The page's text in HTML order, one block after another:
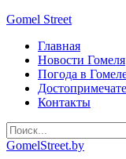
Gomel Street
Главная
Новости Гомеля
Погода в
Контакты
GomelStreet.by